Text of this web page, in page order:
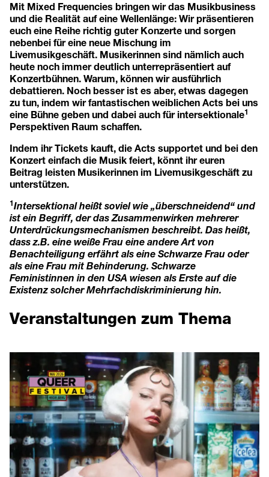
Mit Mixed Frequencies bringen wir das Musikbusiness
und die Realität auf eine Wellenlänge: Wir präsentieren
euch eine Reihe richtig guter Konzerte und sorgen
nebenbei für eine neue Mischung im
Livemusikgeschäft. Musikerinnen sind nämlich auch
heute noch immer deutlich unterrepräsentiert auf
Konzertbühnen. Warum, können wir ausführlich
debattieren. Noch besser ist es aber, etwas dagegen
zu tun, indem wir fantastischen weiblichen Acts bei uns
eine Bühne geben und dabei auch für intersektionale1
Perspektiven Raum schaffen.
Indem ihr Tickets kauft, die Acts supportet und bei den
Konzert einfach die Musik feiert, könnt ihr euren
Beitrag leisten Musikerinnen im Livemusikgeschäft zu
unterstützen.
1Intersektional heißt soviel wie „überschneidend“ und
ist ein Begriff, der das Zusammenwirken mehrerer
Unterdrückungsmechanismen beschreibt. Das heißt,
dass z.B. eine weiße Frau eine andere Art von
Benachteiligung erfährt als eine Schwarze Frau oder
als eine Frau mit Behinderung. Schwarze
Feministinnen in den USA wiesen als Erste auf die
Existenz solcher Mehrfachdiskriminierung hin.
Veranstaltungen zum Thema